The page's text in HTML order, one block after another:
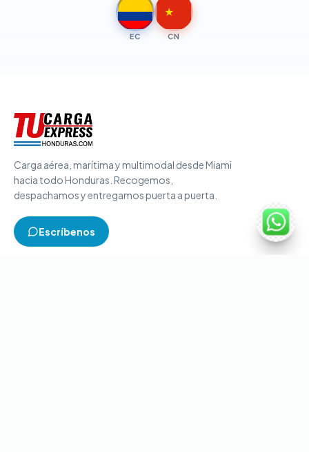
EC
★
CN
Carga aérea, marítima y multimodal desde Miami
hacia todo Honduras. Recogemos,
despachamos y entregamos puerta a puerta.
Escríbenos